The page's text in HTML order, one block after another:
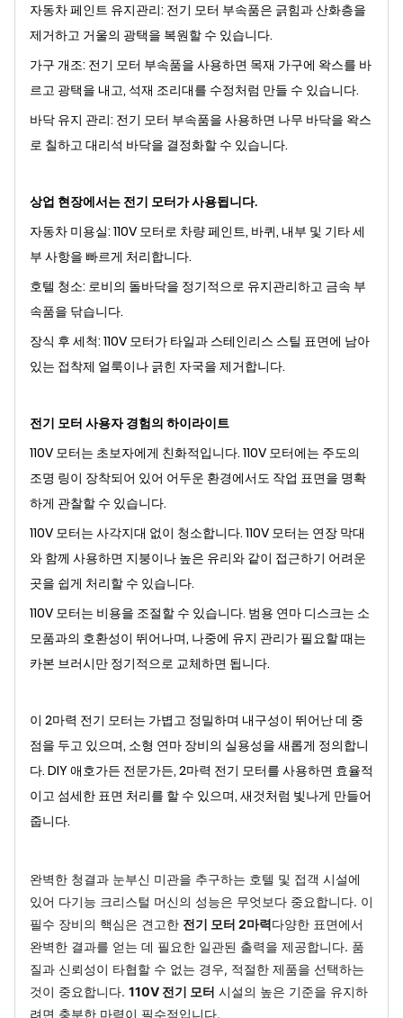
자동차 페인트 유지관리: 전기 모터 부속품은 긁힘과 산화층을
제거하고 거울의 광택을 복원할 수 있습니다.
가구 개조: 전기 모터 부속품을 사용하면 목재 가구에 왁스를 바
르고 광택을 내고, 석재 조리대를 수정처럼 만들 수 있습니다.
바닥 유지 관리: 전기 모터 부속품을 사용하면 나무 바닥을 왁스
로 칠하고 대리석 바닥을 결정화할 수 있습니다.
상업 현장에서는 전기 모터가 사용됩니다.
자동차 미용실: 110V 모터로 차량 페인트, 바퀴, 내부 및 기타 세
부 사항을 빠르게 처리합니다.
호텔 청소: 로비의 돌바닥을 정기적으로 유지관리하고 금속 부
속품을 닦습니다.
장식 후 세척: 110V 모터가 타일과 스테인리스 스틸 표면에 남아
있는 접착제 얼룩이나 긁힌 자국을 제거합니다.
전기 모터 사용자 경험의 하이라이트
110V 모터는 초보자에게 친화적입니다. 110V 모터에는 주도의
조명 링이 장착되어 있어 어두운 환경에서도 작업 표면을 명확
하게 관찰할 수 있습니다.
110V 모터는 사각지대 없이 청소합니다. 110V 모터는 연장 막대
와 함께 사용하면 지붕이나 높은 유리와 같이 접근하기 어려운
곳을 쉽게 처리할 수 있습니다.
110V 모터는 비용을 조절할 수 있습니다. 범용 연마 디스크는 소
모품과의 호환성이 뛰어나며, 나중에 유지 관리가 필요할 때는
카본 브러시만 정기적으로 교체하면 됩니다.
이 2마력 전기 모터는 가볍고 정밀하며 내구성이 뛰어난 데 중
점을 두고 있으며, 소형 연마 장비의 실용성을 새롭게 정의합니
다. DIY 애호가든 전문가든, 2마력 전기 모터를 사용하면 효율적
이고 섬세한 표면 처리를 할 수 있으며, 새것처럼 빛나게 만들어
줍니다.
완벽한 청결과 눈부신 미관을 추구하는 호텔 및 접객 시설에
있어 다기능 크리스털 머신의 성능은 무엇보다 중요합니다. 이
필수 장비의 핵심은 견고한 전기 모터 2마력다양한 표면에서
완벽한 결과를 얻는 데 필요한 일관된 출력을 제공합니다. 품
질과 신뢰성이 타협할 수 없는 경우, 적절한 제품을 선택하는
것이 중요합니다. 110V 전기 모터 시설의 높은 기준을 유지하
려면 충분한 마력이 필수적입니다.